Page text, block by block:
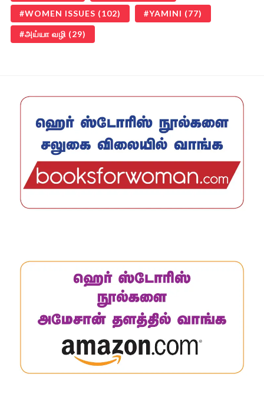
WOMEN ISSUES (102) YAMINI (77)
அய்யா வழி (29)